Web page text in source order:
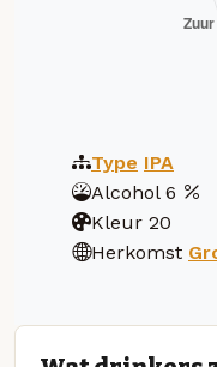
Type IPA
Alcohol 6
Kleur 20
Herkomst